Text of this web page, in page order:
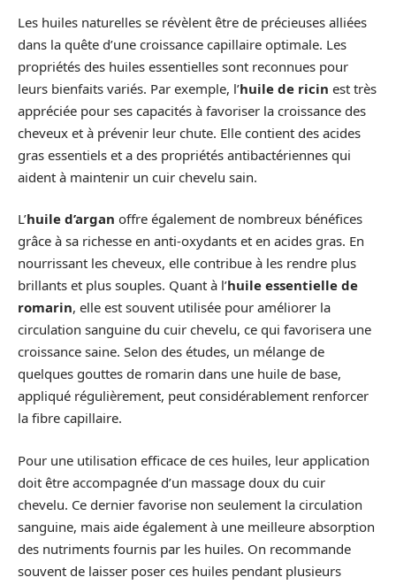
Les huiles naturelles se révèlent être de précieuses alliées
dans la quête d’une croissance capillaire optimale. Les
propriétés des huiles essentielles sont reconnues pour
leurs bienfaits variés. Par exemple, l’huile de ricin est très
appréciée pour ses capacités à favoriser la croissance des
cheveux et à prévenir leur chute. Elle contient des acides
gras essentiels et a des propriétés antibactériennes qui
aident à maintenir un cuir chevelu sain.
L’huile d’argan offre également de nombreux bénéfices
grâce à sa richesse en anti-oxydants et en acides gras. En
nourrissant les cheveux, elle contribue à les rendre plus
brillants et plus souples. Quant à l’huile essentielle de
romarin, elle est souvent utilisée pour améliorer la
circulation sanguine du cuir chevelu, ce qui favorisera une
croissance saine. Selon des études, un mélange de
quelques gouttes de romarin dans une huile de base,
appliqué régulièrement, peut considérablement renforcer
la fibre capillaire.
Pour une utilisation efficace de ces huiles, leur application
doit être accompagnée d’un massage doux du cuir
chevelu. Ce dernier favorise non seulement la circulation
sanguine, mais aide également à une meilleure absorption
des nutriments fournis par les huiles. On recommande
souvent de laisser poser ces huiles pendant plusieurs